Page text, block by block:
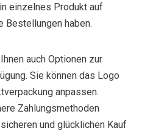
einzelnes Produkt auf
Bestellungen haben.
auch Optionen zur
Sie können das Logo
anpassen.
Zahlungsmethoden
und glücklichen Kauf